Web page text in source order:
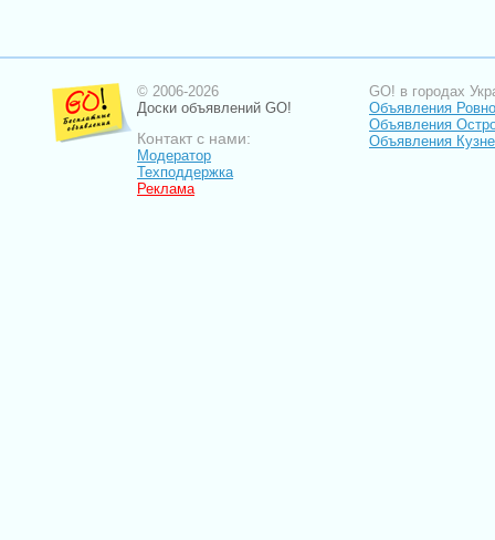
© 2006-2026
Доски объявлений GO!
Контакт с нами:
Модератор
Техподдержка
Реклама
GO! в городах
Объявления Ровно
Объявления
Объявления